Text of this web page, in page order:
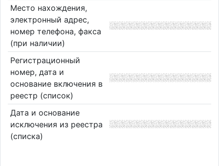
Место нахождения,
электронный адрес,
номер телефона, факса
(при наличии)
Регистрационный
номер, дата и
основание включения в
реестр (список)
Дата и основание
исключения из реестра
(списка)